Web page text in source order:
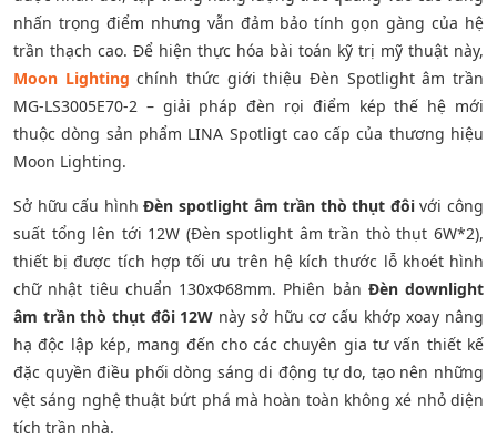
nhấn trọng điểm nhưng vẫn đảm bảo tính gọn gàng của hệ
trần thạch cao. Để hiện thực hóa bài toán kỹ trị mỹ thuật này,
Moon Lighting chính thức giới thiệu Đèn Spotlight âm trần
MG-LS3005E70-2 – giải pháp đèn rọi điểm kép thế hệ mới
thuộc dòng sản phẩm LINA Spotligt cao cấp của thương hiệu
Moon Lighting.
Sở hữu cấu hìnhĐèn spotlight âm trần thò thụt đôivới công
suất tổng lên tới 12W (Đèn spotlight âm trần thò thụt 6W*2),
thiết bị được tích hợp tối ưu trên hệ kích thước lỗ khoét hình
chữ nhật tiêu chuẩn 130xΦ68mm. Phiên bản Đèn downlight
âm trần thò thụt đôi 12W này sở hữu cơ cấu khớp xoay nâng
hạ độc lập kép, mang đến cho các chuyên gia tư vấn thiết kế
đặc quyền điều phối dòng sáng di động tự do, tạo nên những
vệt sáng nghệ thuật bứt phá mà hoàn toàn không xé nhỏ diện
tích trần nhà.